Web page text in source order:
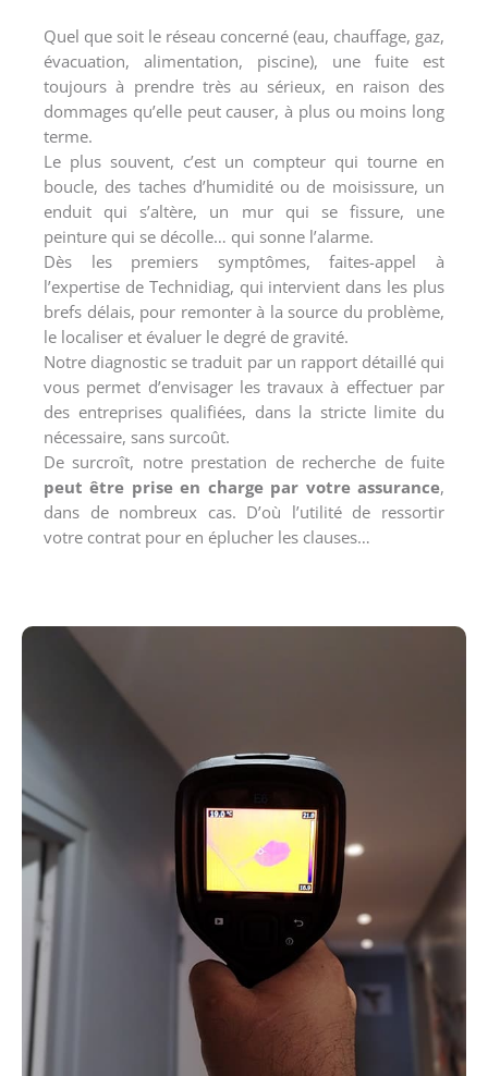
Quel que soit le réseau concerné (eau, chauffage, gaz,
évacuation, alimentation, piscine), une fuite est
toujours à prendre très au sérieux, en raison des
dommages qu’elle peut causer, à plus ou moins long
terme.
Le plus souvent, c’est un compteur qui tourne en
boucle, des taches d’humidité ou de moisissure, un
enduit qui s’altère, un mur qui se fissure, une
peinture qui se décolle… qui sonne l’alarme.
Dès les premiers symptômes, faites-appel à
l’expertise de Technidiag, qui intervient dans les plus
brefs délais, pour remonter à la source du problème,
le localiser et évaluer le degré de gravité.
Notre diagnostic se traduit par un rapport détaillé qui
vous permet d’envisager les travaux à effectuer par
des entreprises qualifiées, dans la stricte limite du
nécessaire, sans surcoût.
De surcroît, notre prestation de recherche de fuite
peut être prise en charge par votre assurance,
dans de nombreux cas. D’où l’utilité de ressortir
votre contrat pour en éplucher les clauses…